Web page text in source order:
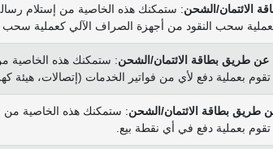
الائتمان/الشحن
سحب النقود من أجهزة الصراف الآلي كعملية
عن طريق بطاقة الائتمان/الشحن
بعملية دفع لأي من فواتير الخدمات (إتصالات، هيئة
طريق بطاقة الائتمان/الشحن
بعملية دفع في أي نقطة بيع.